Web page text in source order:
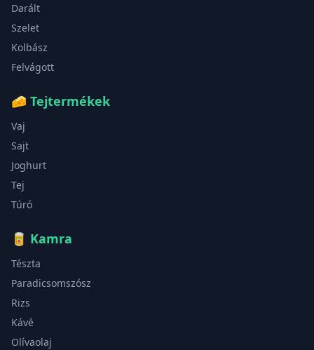
Darált
Szelet
Kolbász
Felvágott
🧀 Tejtermékek
Vaj
Sajt
Joghurt
Tej
Túró
🥫 Kamra
Tészta
Paradicsomszósz
Rizs
Kávé
Olívaolaj